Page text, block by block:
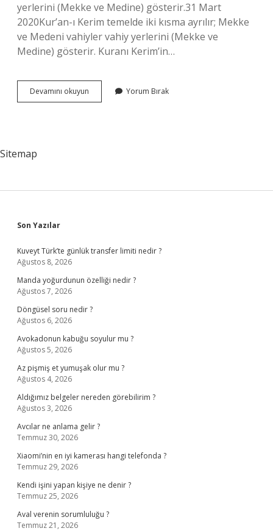
yerlerini (Mekke ve Medine) gösterir.31 Mart
2020Kur’an-ı Kerim temelde iki kısma ayrılır; Mekke
ve Medeni vahiyler vahiy yerlerini (Mekke ve
Medine) gösterir. Kuranı Kerim’in…
Devamını okuyun
I
Yorum Bırak
Sitemap
Sidebar
Son Yazılar
Kuveyt Türk’te günlük transfer limiti nedir ?
Ağustos 8, 2026
Manda yoğurdunun özelliği nedir ?
Ağustos 7, 2026
Döngüsel soru nedir ?
Ağustos 6, 2026
Avokadonun kabuğu soyulur mu ?
Ağustos 5, 2026
Az pişmiş et yumuşak olur mu ?
Ağustos 4, 2026
Aldığımız belgeler nereden görebilirim ?
Ağustos 3, 2026
Avcılar ne anlama gelir ?
Temmuz 30, 2026
Xiaomi’nin en iyi kamerası hangi telefonda ?
Temmuz 29, 2026
Kendi işini yapan kişiye ne denir ?
Temmuz 25, 2026
Aval verenin sorumluluğu ?
Temmuz 21, 2026